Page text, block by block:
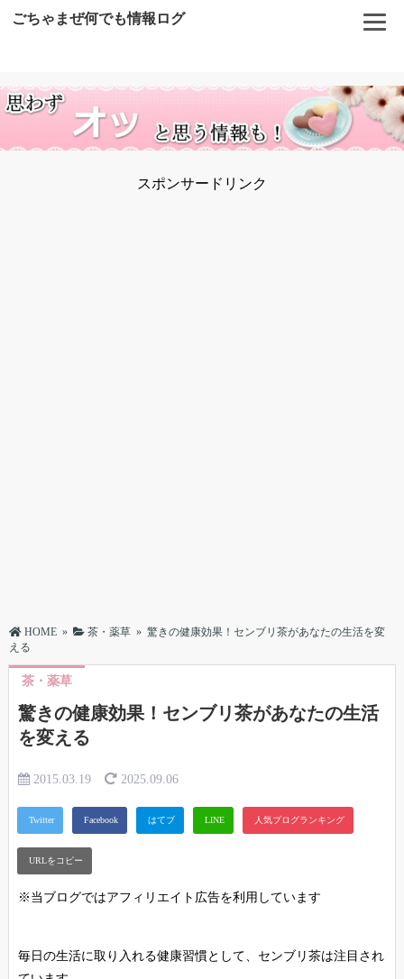
ごちゃまぜ何でも情報ログ
スポンサードリンク
HOME » 茶・薬草 » 驚きの健康効果！センブリ茶があなたの生活を変
える
茶・薬草
驚きの健康効果！センブリ茶があなたの生活
を変える
2015.03.19 2025.09.06
※当ブログではアフィリエイト広告を利用しています
毎日の生活に取り入れる健康習慣として、センブリ茶は注目され